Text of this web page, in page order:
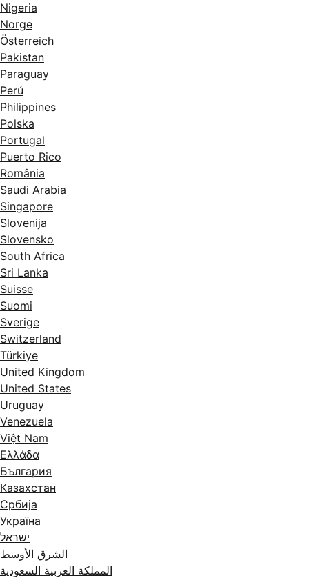
Nigeria
Norge
Österreich
Pakistan
Paraguay
Perú
Philippines
Polska
Portugal
Puerto Rico
România
Saudi Arabia
Singapore
Slovenija
Slovensko
South Africa
Sri Lanka
Suisse
Suomi
Sverige
Switzerland
Türkiye
United Kingdom
United States
Uruguay
Venezuela
Việt Nam
Ελλάδα
България
Казахстан
Србија
Україна
ישראל
الشرق الأوسط
المملكة العربية السعودية